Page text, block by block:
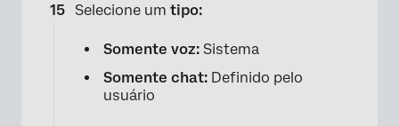
Selecione um tipo:
Somente voz: Sistema
Somente chat: Definido pelo
usuário